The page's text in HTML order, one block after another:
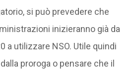
si può prevedere che
inizieranno già da
a utilizzare NSO. Utile quindi
proroga o pensare che il